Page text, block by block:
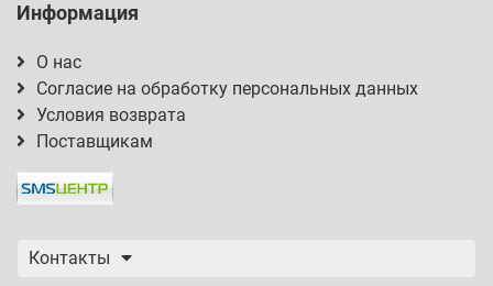
Информация
О нас
Согласие на обработку персональных данных
Условия возврата
Поставщикам
Контакты